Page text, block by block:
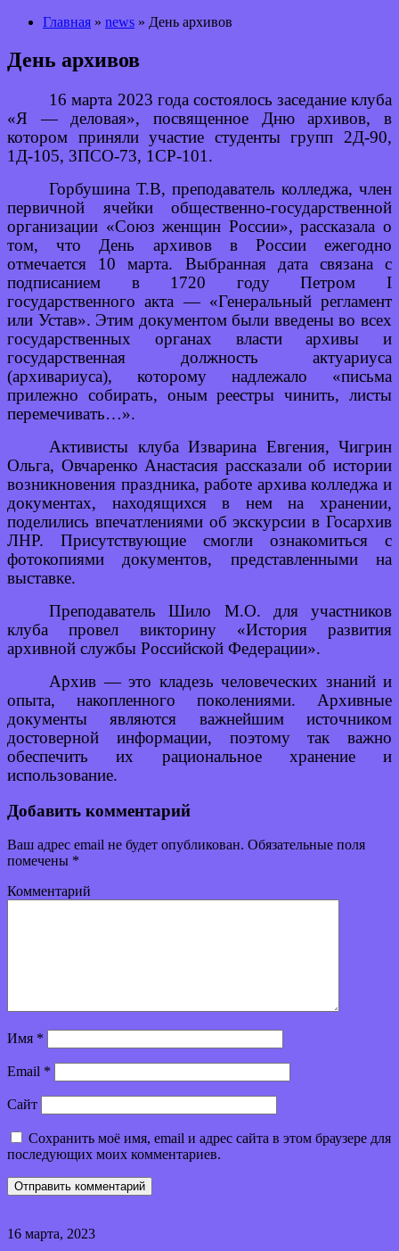
Главная » news » День архивов
День архивов
16 марта 2023 года состоялось заседание клуба
«Я — деловая», посвященное Дню архивов, в
котором приняли участие студенты групп 2Д-90,
1Д-105, 3ПСО-73, 1СР-101.
Горбушина Т.В, преподаватель колледжа, член
первичной ячейки общественно-государственной
организации «Союз женщин России», рассказала о
том, что День архивов
в России ежегодно
отмечается 10 марта. Выбранная дата связана с
подписанием в 1720 году Петром I
государственного акта — «Генеральный регламент
или Устав». Этим документом были введены во всех
государственных органах власти архивы и
государственная должность актуариуса
(архивариуса), которому надлежало «письма
прилежно собирать, оным реестры чинить, листы
перемечивать…».
Активисты клуба Изварина Евгения, Чигрин
Ольга, Овчаренко Анастасия рассказали об истории
возникновения праздника, работе архива колледжа и
документах, находящихся в нем на хранении,
поделились впечатлениями об экскурсии в Госархив
ЛНР. Присутствующие смогли ознакомиться с
фотокопиями документов, представленными на
выставке.
Преподаватель Шило М.О. для участников
клуба провел викторину «История развития
архивной службы Российской Федерации».
Архив — это кладезь человеческих знаний и
опыта, накопленного поколениями. Архивные
документы являются важнейшим источником
достоверной информации, поэтому так важно
обеспечить их рациональное хранение и
использование.
Добавить комментарий
Ваш адрес email не будет опубликован. Обязательные поля
помечены *
Комментарий
Имя *
Email *
Сайт
Сохранить моё имя, email и адрес сайта в этом браузере для
последующих моих комментариев.
16 марта, 2023